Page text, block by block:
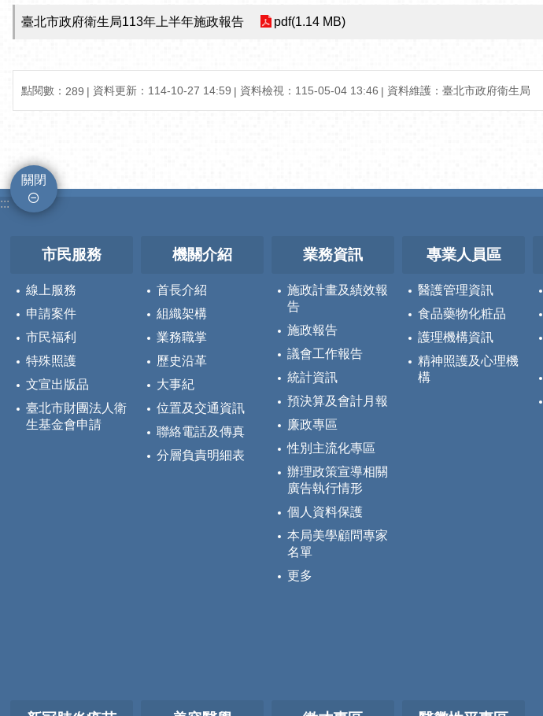
臺北市政府衛生局113年上半年施政報告 pdf(1.14 MB)
點閱數： 289 資料更新：114-10-27 14:59 資料檢視：115-05-04 13:46 資料維護：臺北市政府衛生局
關閉
:::
市民服務
線上服務
申請案件
市民福利
特殊照護
文宣出版品
臺北市財團法人衛
生基金會申請
機關介紹
首長介紹
組織架構
業務職掌
歷史沿革
大事紀
位置及交通資訊
聯絡電話及傳真
分層負責明細表
業務資訊
施政計畫及績效報
告
施政報告
議會工作報告
統計資訊
預決算及會計月報
廉政專區
性別主流化專區
辦理政策宣導相關
廣告執行情形
個人資料保護
本局美學顧問專家
名單
更多
專業人員區
醫護管理資訊
食品藥物化粧品
護理機構資訊
精神照護及心理機
構